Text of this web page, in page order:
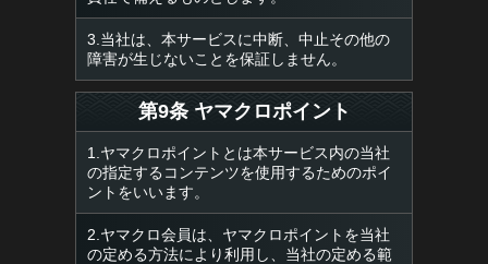
3.当社は、本サービスに中断、中止その他の
障害が生じないことを保証しません。
第9条 ヤマクロポイント
1.ヤマクロポイントとは本サービス内の当社
の指定するコンテンツを使用するためのポイ
ントをいいます。
2.ヤマクロ会員は、ヤマクロポイントを当社
の定める方法により利用し、当社の定める範